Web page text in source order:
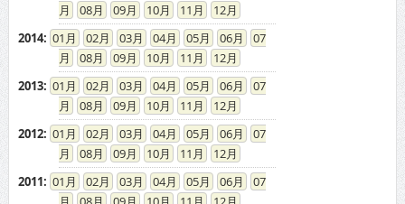
08
09 10 11
12
2014: 01 02 03 04 05 06
07
08
09 10 11
12
2013: 01 02 03 04 05 06
07
08
09 10 11
12
2012: 01 02 03 04 05 06
07
08
09 10 11
12
2011: 01 02 03 04 05 06
07